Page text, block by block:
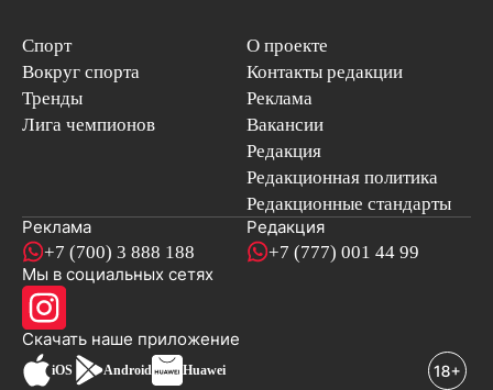
Спорт
Вокруг спорта
Тренды
Лига чемпионов
О проекте
Контакты редакции
Реклама
Вакансии
Редакция
Редакционная политика
Редакционные стандарты
Реклама
+7 (700) 3 888 188
Редакция
+7 (777) 001 44 99
Мы в социальных сетях
Скачать наше приложениеновостей
iOS Android Huawei